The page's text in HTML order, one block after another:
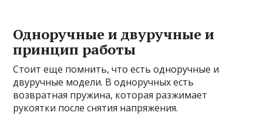
Одноручные и двуручные и
принцип работы
Стоит еще помнить, что есть одноручные и
двуручные модели. В одноручных есть
возвратная пружина, которая разжимает
рукоятки после снятия напряжения.